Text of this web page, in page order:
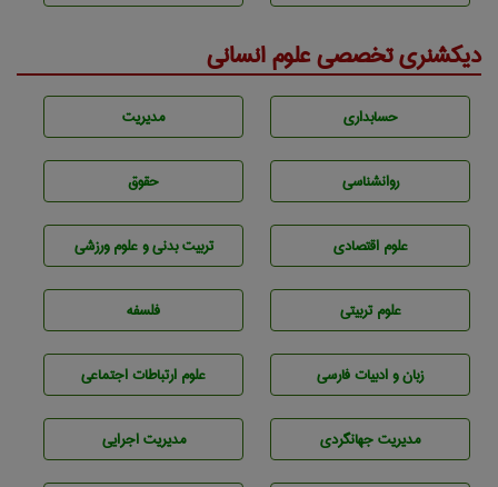
دیکشنری تخصصی علوم انسانی
حسابداری مديريت
روانشناسی حقوق
علوم اقتصادی تربيت بدنی و علوم ورزشی
علوم تربيتی فلسفه
زبان و ادبيات فارسی علوم ارتباطات اجتماعی
مديريت جهانگردی مديريت اجرايی